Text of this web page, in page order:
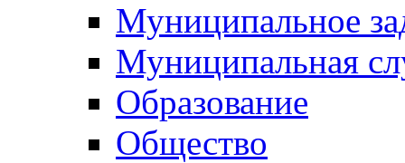
Муниципальное
Муниципальная
Образование
Общество